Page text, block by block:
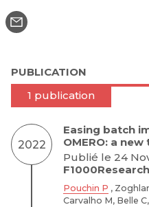
PUBLICATION
1 publication
2022
Easing batch
OMERO: a
Publié le 24
F1000Research
Pouchin P ,
Carvalho M, Belle